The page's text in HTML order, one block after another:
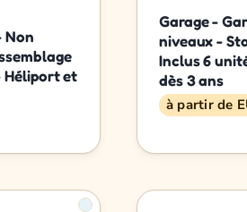
Non
Héliport et
Garage -
niveaux -
Inclus 6
dès 3 ans
à partir de